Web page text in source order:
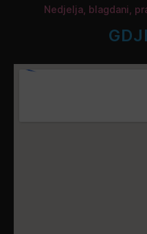
Nedjelja, blagdani,